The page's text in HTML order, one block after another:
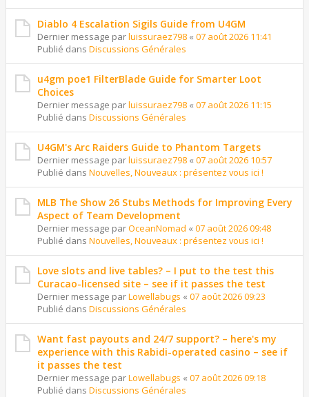
Diablo 4 Escalation Sigils Guide from U4GM
Dernier message parluissuraez798 « 07 août 2026 11:41
Publié dans Discussions Générales
u4gm poe1 FilterBlade Guide for Smarter Loot
Choices
Dernier message parluissuraez798 « 07 août 2026 11:15
Publié dans Discussions Générales
U4GM's Arc Raiders Guide to Phantom Targets
Dernier message parluissuraez798 « 07 août 2026 10:57
Publié dans Nouvelles, Nouveaux : présentez vous ici !
MLB The Show 26 Stubs Methods for Improving Every
Aspect of Team Development
Dernier message parOceanNomad « 07 août 2026 09:48
Publié dans Nouvelles, Nouveaux : présentez vous ici !
Love slots and live tables? – I put to the test this
Curacao-licensed site – see if it passes the test
Dernier message parLowellabugs « 07 août 2026 09:23
Publié dans Discussions Générales
Want fast payouts and 24/7 support? – here's my
experience with this Rabidi-operated casino – see if
it passes the test
Dernier message parLowellabugs « 07 août 2026 09:18
Publié dans Discussions Générales